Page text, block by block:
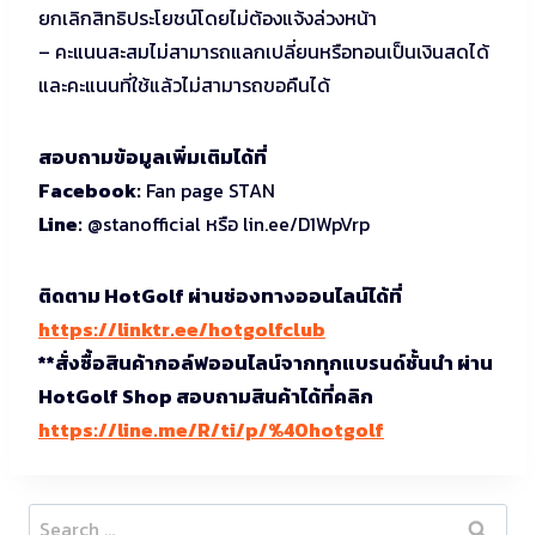
ยกเลิกสิทธิประโยชน์โดยไม่ต้องแจ้งล่วงหน้า
– คะแนนสะสมไม่สามารถแลกเปลี่ยนหรือทอนเป็นเงินสดได้
และคะแนนที่ใช้แล้วไม่สามารถขอคืนได้
สอบถามข้อมูลเพิ่มเติมได้ที่
Facebook: Fan page STAN
Line: @stanofficial หรือ lin.ee/D1WpVrp
ติดตาม HotGolf ผ่านช่องทางออนไลน์ได้ที่
https://linktr.ee/hotgolfclub
**สั่งซื้อสินค้ากอล์ฟออนไลน์จากทุกแบรนด์ชั้นนำ ผ่าน
HotGolf Shop สอบถามสินค้าได้ที่คลิก
https://line.me/R/ti/p/%40hotgolf
Search